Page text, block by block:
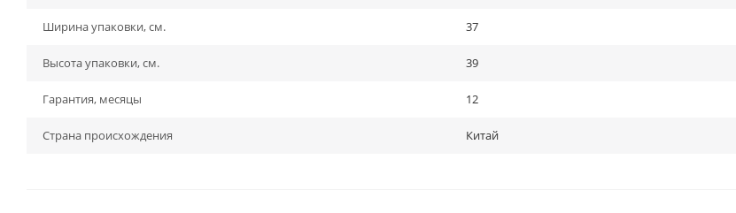
Ширина упаковки, см. 37
Высота упаковки, см. 39
Гарантия, месяцы 12
Страна происхождения Китай